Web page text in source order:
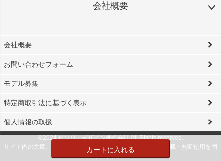
カートに入れる
会社概要
会社概要
お問い合わせフォーム
モデル募集
特定商取引法に基づく表示
個人情報の取扱
©2024 ビソワ・デザイン株式会社 All Rights reserved.
サイト内の文章、画像などの著作物は当社に属します。無断転載・無断使用を固
く禁じます。